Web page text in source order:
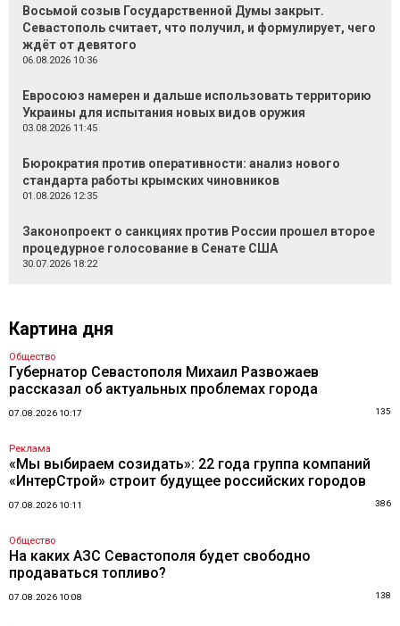
Восьмой созыв Государственной Думы закрыт.
Севастополь считает, что получил, и формулирует, чего
ждёт от девятого
06.08.2026 10:36
Евросоюз намерен и дальше использовать территорию
Украины для испытания новых видов оружия
03.08.2026 11:45
Бюрократия против оперативности: анализ нового
стандарта работы крымских чиновников
01.08.2026 12:35
Законопроект о санкциях против России прошел второе
процедурное голосование в Сенате США
30.07.2026 18:22
Картина дня
Общество
Губернатор Севастополя Михаил Развожаев
рассказал об актуальных проблемах города
07.08.2026 10:17 135
Реклама
«Мы выбираем созидать»: 22 года группа компаний
«ИнтерСтрой» строит будущее российских городов
07.08.2026 10:11 386
Общество
На каких АЗС Севастополя будет свободно
продаваться топливо?
07.08.2026 10:08 138